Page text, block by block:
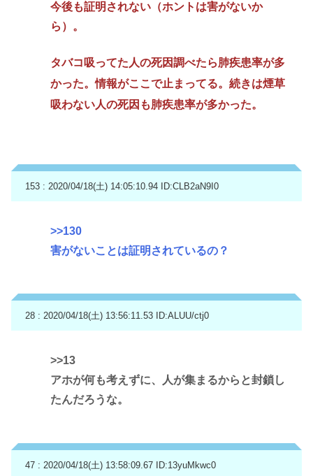
今後も証明されない（ホントは害がないか
ら）。
タバコ吸ってた人の死因調べたら肺疾患率が多
かった。情報がここで止まってる。続きは煙草
吸わない人の死因も肺疾患率が多かった。
153 : 2020/04/18(土) 14:05:10.94 ID:CLB2aN9I0
>>130
害がないことは証明されているの？
28 : 2020/04/18(土) 13:56:11.53 ID:ALUU/ctj0
>>13
アホが何も考えずに、人が集まるからと封鎖し
たんだろうな。
47 : 2020/04/18(土) 13:58:09.67 ID:13yuMkwc0